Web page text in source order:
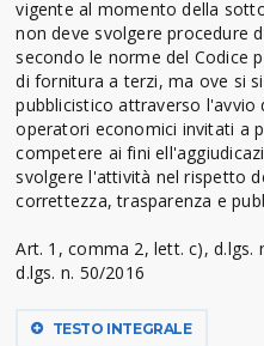
vigente al momento della
non deve svolgere procedure
secondo le norme del Codice
di fornitura a terzi, ma ove si
pubblicistico attraverso l'avvio
operatori economici invitati a
competere ai fini
svolgere l'attività nel rispetto
correttezza, trasparenza e
Art. 1, comma 2, lett. c), d.lgs.
d.lgs. n. 50/2016
TESTO INTEGRALE